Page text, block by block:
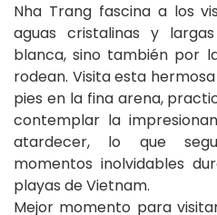
Nha Trang fascina a los
aguas cristalinas y
blanca, sino también por
rodean. Visita esta
pies en la fina arena,
contemplar la
atardecer, lo que
momentos inolvidables
playas de Vietnam.
Mejor momento para